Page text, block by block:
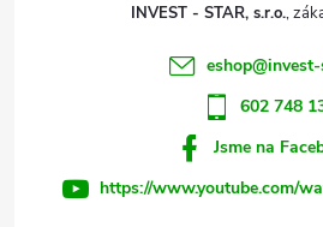
INVEST - STAR, s.r.o.
eshop@
602 748
Jsme na
https://www.youtube.com/